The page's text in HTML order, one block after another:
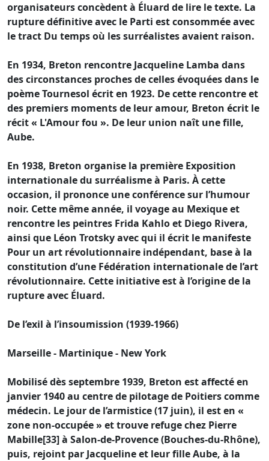
organisateurs concèdent à Éluard de lire le texte. La
rupture définitive avec le Parti est consommée avec
le tract Du temps où les surréalistes avaient raison.
En 1934, Breton rencontre Jacqueline Lamba dans
des circonstances proches de celles évoquées dans le
poème Tournesol écrit en 1923. De cette rencontre et
des premiers moments de leur amour, Breton écrit le
récit « L'Amour fou ». De leur union naît une fille,
Aube.
En 1938, Breton organise la première Exposition
internationale du surréalisme à Paris. À cette
occasion, il prononce une conférence sur l’humour
noir. Cette même année, il voyage au Mexique et
rencontre les peintres Frida Kahlo et Diego Rivera,
ainsi que Léon Trotsky avec qui il écrit le manifeste
Pour un art révolutionnaire indépendant, base à la
constitution d’une Fédération internationale de l’art
révolutionnaire. Cette initiative est à l’origine de la
rupture avec Éluard.
De l’exil à l’insoumission (1939-1966)
Marseille - Martinique - New York
Mobilisé dès septembre 1939, Breton est affecté en
janvier 1940 au centre de pilotage de Poitiers comme
médecin. Le jour de l’armistice (17 juin), il est en «
zone non-occupée » et trouve refuge chez Pierre
Mabille[33] à Salon-de-Provence (Bouches-du-Rhône),
puis, rejoint par Jacqueline et leur fille Aube, à la